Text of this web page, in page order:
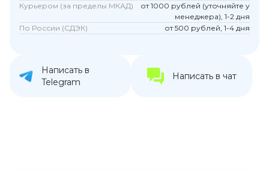
Курьером (за пределы МКАД)
от 1000 рублей (уточняйте у
менеджера), 1-2 дня
По России (СДЭК)
от 500 рублей, 1-4 дня
Написать в
Telegram
Написать в чат